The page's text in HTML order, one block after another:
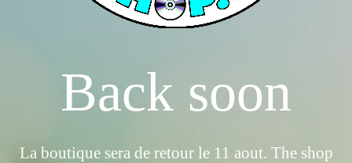
Back soon
La boutique sera de retour le 11 aout. The shop